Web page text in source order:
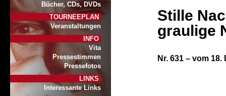
Bücher, CDs, DVDs
TOURNEEPLAN
Veranstaltungen
INFO
Vita
Pressestimmen
Pressefotos
LINKS
Interessante Links
Stille
graulige
Nr. 631 – vom 18.